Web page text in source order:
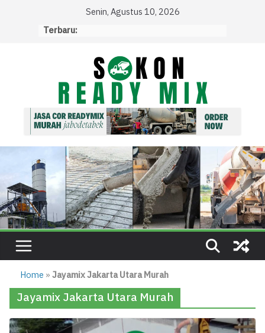
Senin, Agustus 10, 2026
Terbaru:
Home »Jayamix Jakarta Utara Murah
Jayamix Jakarta Utara Murah